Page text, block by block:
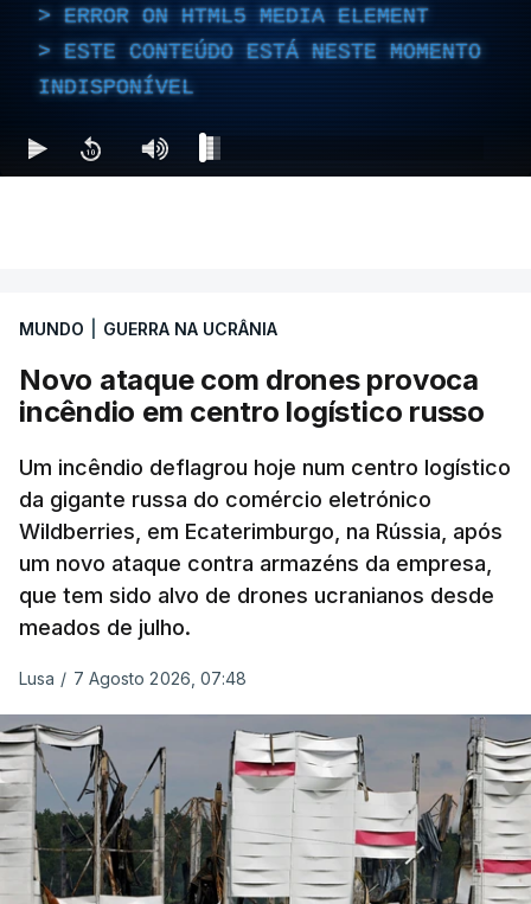
ERROR ON HTML5 MEDIA ELEMENT
ESTE CONTEÚDO ESTÁ NESTE MOMENTO
INDISPONÍVEL
MUNDO GUERRA NA UCRÂNIA
Novo ataque com drones provoca
incêndio em centro logístico russo
Um incêndio deflagrou hoje num centro logístico
da gigante russa do comércio eletrónico
Wildberries, em Ecaterimburgo, na Rússia, após
um novo ataque contra armazéns da empresa,
que tem sido alvo de drones ucranianos desde
meados de julho.
Lusa / 7 Agosto 2026, 07:48